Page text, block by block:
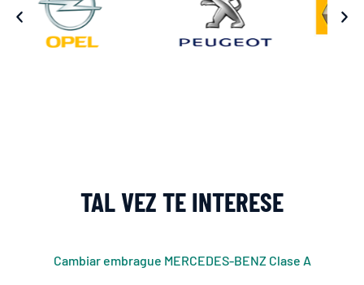
TAL VEZ TE INTERESE
Cambiar embrague MERCEDES-BENZ Clase A